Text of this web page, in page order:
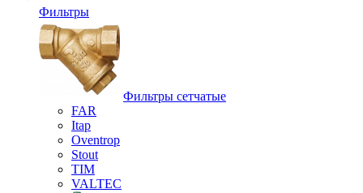
Фильтры
Фильтры сетчатые
FAR
Itap
Oventrop
Stout
TIM
VALTEC